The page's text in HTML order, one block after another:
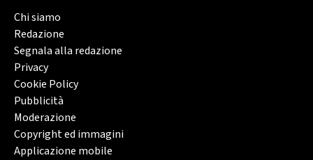
Chi siamo
Redazione
Segnala alla redazione
Privacy
Cookie Policy
Pubblicità
Moderazione
Copyright ed immagini
Applicazione mobile